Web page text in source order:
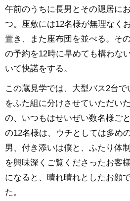
午前のうちに長男とその隠居に
つ。座敷には12名様が無理なく
置き、また座布団を並べる。そ
の予約を12時に早めても構わな
いて快諾をする。
この蔵見学では、大型バス2台
をふた組に分けさせていただい
の、いつもはせいぜい数名様ご
の12名様は、ウチとしては多め
男、付き添いは僕と、ふたり体
を興味深くご覧くださったお客
になると、晴れ晴れとしたお顔
た。